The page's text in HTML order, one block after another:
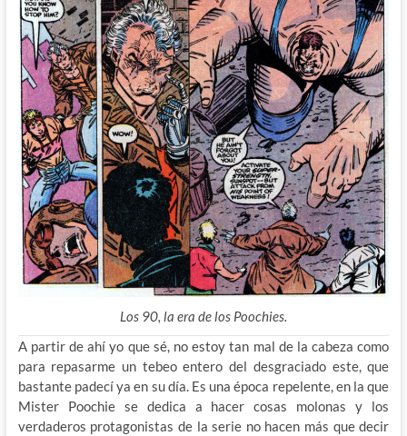
Los 90, la era de los Poochies.
A partir de ahí yo que sé, no estoy tan mal de la cabeza como
para repasarme un tebeo entero del desgraciado este, que
bastante padecí ya en su día. Es una época repelente, en la que
Mister Poochie se dedica a hacer cosas molonas y los
verdaderos protagonistas de la serie no hacen más que decir